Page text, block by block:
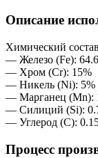
Описание
Химический
— Железо (Fe):
— Хром (Cr): 15%
— Никель (Ni): 5%
— Марганец (Mn):
— Силиций (Si):
— Углерод (C):
Процесс